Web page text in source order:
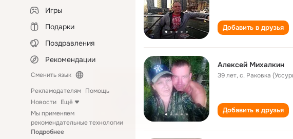
Игры
Подарки
Поздравления
Рекомендации
Сменить язык
Рекламодателям Помощь
Новости Ещё
Мы применяем
рекомендательные технологии
Подробнее
Добавить в друзья
Алексей Михалкин
39 лет,с. Раковка
Добавить в друзья